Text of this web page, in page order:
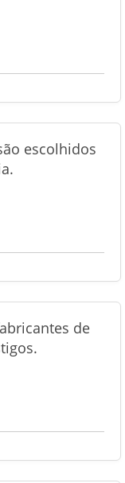
escolhidos
de